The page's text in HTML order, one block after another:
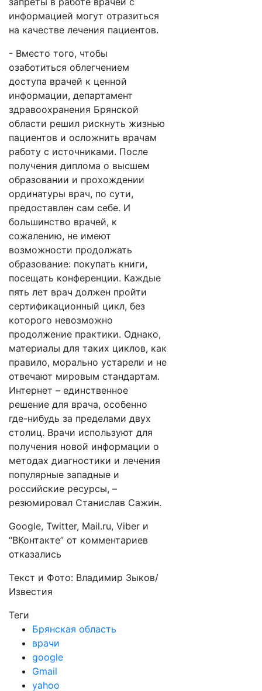
информацией могут отразиться
на качестве лечения пациентов.
- Вместо того, чтобы
озаботиться облегчением
доступа врачей к ценной
информации, департамент
здравоохранения Брянской
области решил рискнуть жизнью
пациентов и осложнить врачам
работу с источниками. После
получения диплома о высшем
образовании и прохождении
ординатуры врач, по сути,
предоставлен сам себе. И
большинство врачей, к
сожалению, не имеют
возможности продолжать
образование: покупать книги,
посещать конференции. Каждые
пять лет врач должен пройти
сертификационный цикл, без
которого невозможно
продолжение практики. Однако,
материалы для таких циклов, как
правило, морально устарели и не
отвечают мировым стандартам.
Интернет – единственное
решение для врача, особенно
где-нибудь за пределами двух
столиц. Врачи используют для
получения новой информации о
методах диагностики и лечения
популярные западные и
российские ресурсы, –
резюмировал Станислав Сажин.
Google, Twitter, Mail.ru, Viber и
“ВКонтакте” от комментариев
отказались
Текст и Фото: Владимир Зыков/
Известия
Теги
Брянская область
врачи
google
Gmail
yahoo